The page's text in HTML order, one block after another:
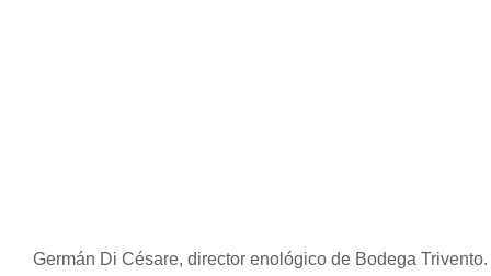
Germán Di Césare, director enológico de Bodega Trivento.